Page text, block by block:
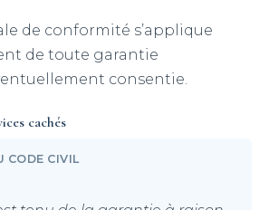
de conformité s’applique
de toute garantie
consentie.
cachés
CODE CIVIL